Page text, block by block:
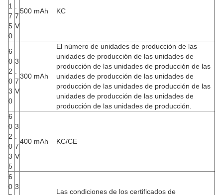
1
7
5
0
.
7
V
500 mAh KC
6
0
2
0
3
0
3
.
7
V
300 mAh
El número de unidades de producción de las
unidades de producción de las unidades de
producción de las unidades de producción de las
unidades de producción de las unidades de
producción de las unidades de producción de las
unidades de producción de las unidades de
producción de las unidades de producción.
6
0
2
0
3
5
3
.
7
V
400 mAh KC/CE
6
0 3
Las condiciones de los certificados de